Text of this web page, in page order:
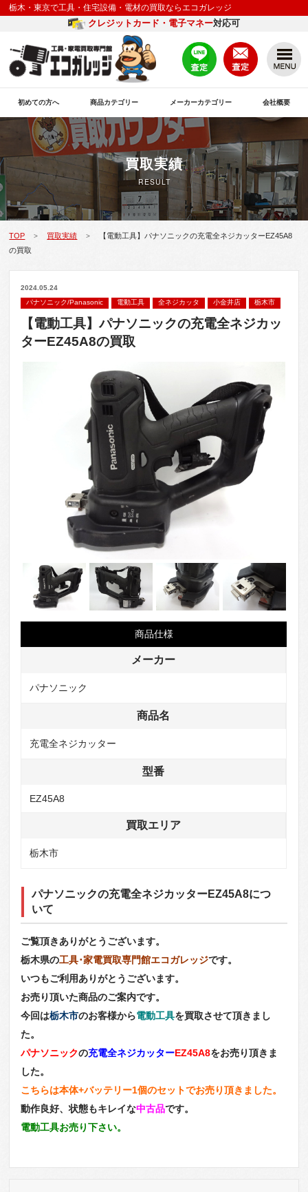
栃木・東京で工具・住宅設備・電材の買取ならエコガレッジ
クレジットカード・電子マネー対応可
初めての方へ 商品カテゴリー メーカーカテゴリー 会社概要
買取実績
RESULT
TOP > 買取実績 >
【電動工具】パナソニックの充電全ネジカッターEZ45A8
の買取
2024.05.24
パナソニック/Panasonic
電動工具 全ネジカッタ 小金井店 栃木市
【電動工具】パナソニックの充電全ネジカッ
ターEZ45A8の買取
商品仕様
メーカー
パナソニック
商品名
充電全ネジカッター
型番
EZ45A8
買取エリア
栃木市
パナソニックの充電全ネジカッターEZ45A8につ
いて
ご覧頂きありがとうございます。
栃木県の工具･家電買取専門館エコガレッジです。
いつもご利用ありがとうございます。
お売り頂いた商品のご案内です。
今回は栃木市のお客様から電動工具を買取させて頂きまし
た。
パナソニックの充電全ネジカッターEZ45A8をお売り頂きま
した。
こちらは本体+バッテリー1個のセットでお売り頂きました。
動作良好、状態もキレイな中古品です。
電動工具お売り下さい。